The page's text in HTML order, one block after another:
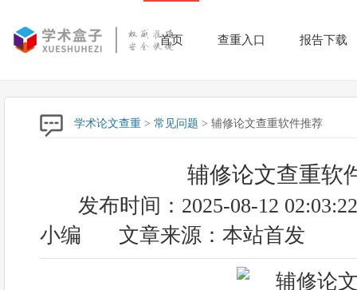
首页 查重入口 报告下载
学术论文查重 > 常见问题 > 辅修论文查重软件推荐
辅修论文查重软
发布时间：2025-08-12 02:03:22
小编
文章来源：本站首发